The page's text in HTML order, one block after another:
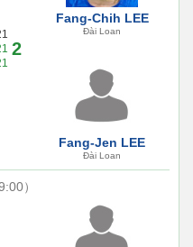
2
Fang-Chih LEE
Đài Loan
Fang-Jen LEE
Đài Loan
）